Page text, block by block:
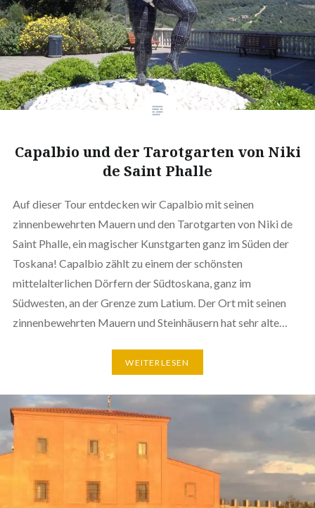
Capalbio und der Tarotgarten von Niki
de Saint Phalle
Auf dieser Tour entdecken wir Capalbio mit seinen
zinnenbewehrten Mauern und den Tarotgarten von Niki de
Saint Phalle, ein magischer Kunstgarten ganz im Süden der
Toskana! Capalbio zählt zu einem der schönsten
mittelalterlichen Dörfern der Südtoskana, ganz im
Südwesten, an der Grenze zum Latium. Der Ort mit seinen
zinnenbewehrten Mauern und Steinhäusern hat sehr alte…
WEITERLESEN